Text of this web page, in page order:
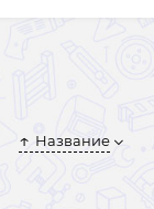
Название